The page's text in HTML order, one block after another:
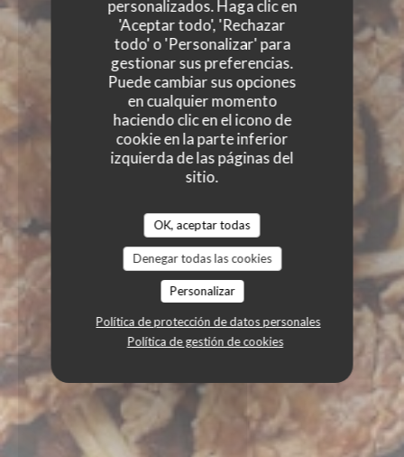
personalizados. Haga clic en
'Aceptar todo', 'Rechazar
todo' o 'Personalizar' para
gestionar sus preferencias.
Puede cambiar sus opciones
en cualquier momento
haciendo clic en el icono de
cookie en la parte inferior
izquierda de las páginas del
sitio.
OK, aceptar todas
Denegar todas las cookies
Personalizar
Política de protección de datos personales
Política de gestión de cookies